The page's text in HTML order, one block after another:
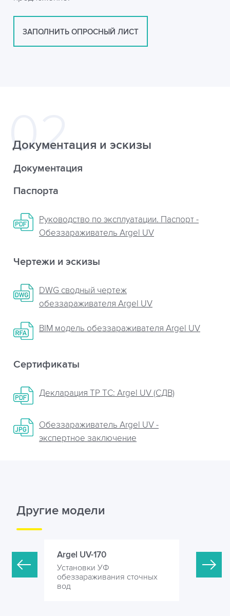
ЗАПОЛНИТЬ ОПРОСНЫЙ ЛИСТ
Документация и эскизы
Документация
Паспорта
Руководство по эксплуатации. Паспорт -
Обеззараживатель Argel UV
Чертежи и эскизы
DWG сводный чертеж
обеззараживателя Argel UV
BIM модель обеззараживателя Argel UV
Сертификаты
Декларация ТР ТС: Argel UV (СДВ)
Обеззараживатель Argel UV -
экспертное заключение
Другие модели
Argel UV-170
Установки УФ
обеззараживания сточных
вод
Argel